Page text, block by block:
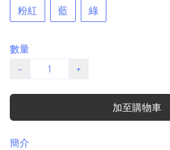
粉紅
藍 綠
數量
−
+
加至購物車
簡介